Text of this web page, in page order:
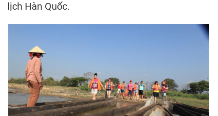
lịch Hàn Quốc.